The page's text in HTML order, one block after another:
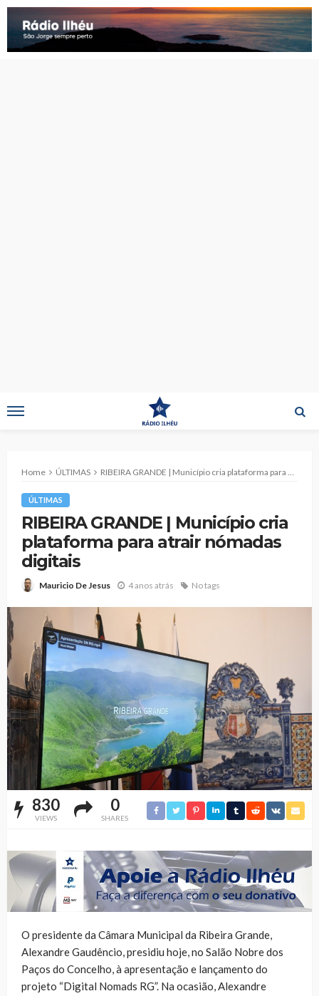
Home ÚLTIMAS RIBEIRA GRANDE | Município cria plataforma para atrair nómadas digitais
ÚLTIMAS
RIBEIRA GRANDE | Município cria
plataforma para atrair nómadas
digitais
Mauricio De Jesus 4 anos atrás No tags
830
VIEWS
0
SHARES
O presidente da Câmara Municipal da Ribeira Grande,
Alexandre Gaudêncio, presidiu hoje, no Salão Nobre dos
Paços do Concelho, à apresentação e lançamento do
projeto “Digital Nomads RG”. Na ocasião, Alexandre